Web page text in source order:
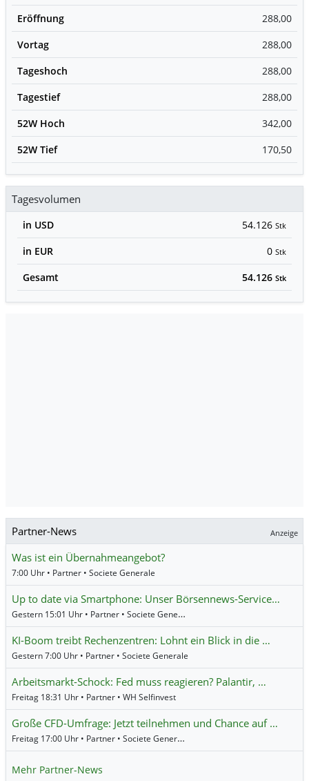
Eröffnung
288,00
Vortag
288,00
Tageshoch
288,00
Tagestief
288,00
52W Hoch
342,00
52W Tief
170,50
Tagesvolumen
in USD 54.126 Stk
in EUR 0 Stk
Gesamt 54.126 Stk
Partner-News Anzeige
Was ist ein Übernahmeangebot?
7:00 Uhr • Partner • Societe Generale
Up to date via Smartphone: Unser Börsennews-Service…
Gestern 15:01 Uhr • Partner • Societe Generale
KI-Boom treibt Rechenzentren: Lohnt ein Blick in die …
Gestern 7:00 Uhr • Partner • Societe Generale
Arbeitsmarkt-Schock: Fed muss reagieren? Palantir, …
Freitag 18:31 Uhr • Partner • WH Selfinvest
Große CFD-Umfrage: Jetzt teilnehmen und Chance auf …
Freitag 17:00 Uhr • Partner • Societe Generale
Mehr Partner-News